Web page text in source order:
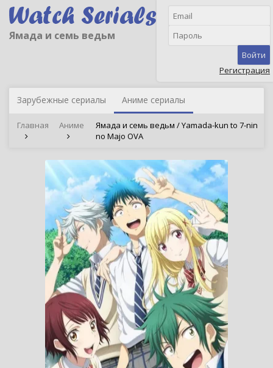
Ямада и семь ведьм
Войти
Регистрация
Зарубежные сериалы Аниме сериалы
Главная Аниме
Ямада и семь ведьм / Yamada-kun to 7-nin
no Majo OVA